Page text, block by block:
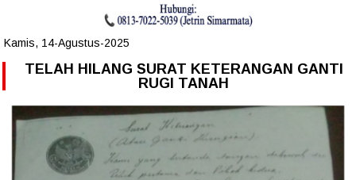
Kamis, 14-Agustus-2025
TELAH HILANG SURAT KETERANGAN GANTI
RUGI TANAH